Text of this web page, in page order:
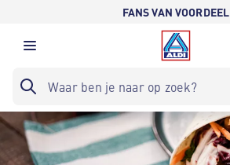
FANS VAN VOORDEEL